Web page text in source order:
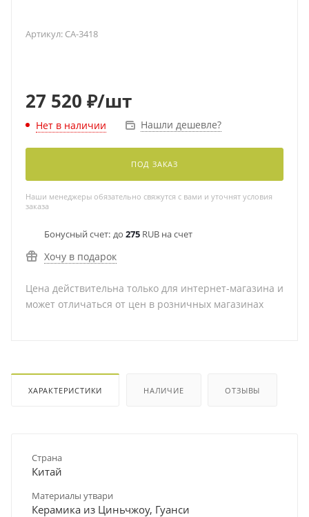
Артикул: CA-3418
27 520 ₽/шт
Нет в наличии Нашли дешевле?
ПОД ЗАКАЗ
Наши менеджеры обязательно свяжутся с вами и уточнят условия
заказа
Бонусный счет: до 275 RUB на счет
Хочу в подарок
Цена действительна только для интернет-магазина и
может отличаться от цен в розничных магазинах
ХАРАКТЕРИСТИКИ НАЛИЧИЕ ОТЗЫВЫ
Страна
Китай
Материалы утвари
Керамика из Циньчжоу, Гуанси